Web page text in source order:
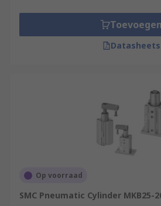
Toevoegen
Datasheets
Op voorraad
SMC Pneumatic Cylinder MKB25-